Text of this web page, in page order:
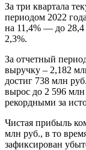
За три квартала
периодом 2022
на 11,4% — до 28,4
2,3%.
За отчетный
выручку – 2,182
достиг 738 млн
вырос до 2 596 млн
рекордными за
Чистая прибыль
млн руб., в то
зафиксирован